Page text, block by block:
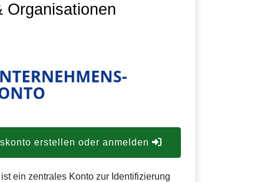
Organisationen
erstellen oder anmelden
ein zentrales Konto zur Identifizierung